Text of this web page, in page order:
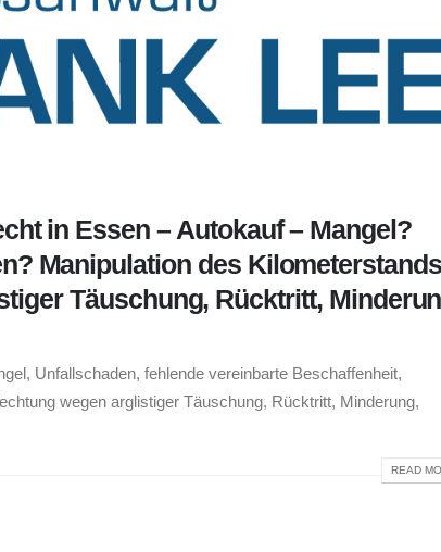
in Essen – Autokauf – Mangel?
Manipulation des
Täuschung, Rücktritt,
Unfallschaden, fehlende vereinbarte Beschaffenheit,
wegen arglistiger Täuschung, Rücktritt, Minderung,
READ